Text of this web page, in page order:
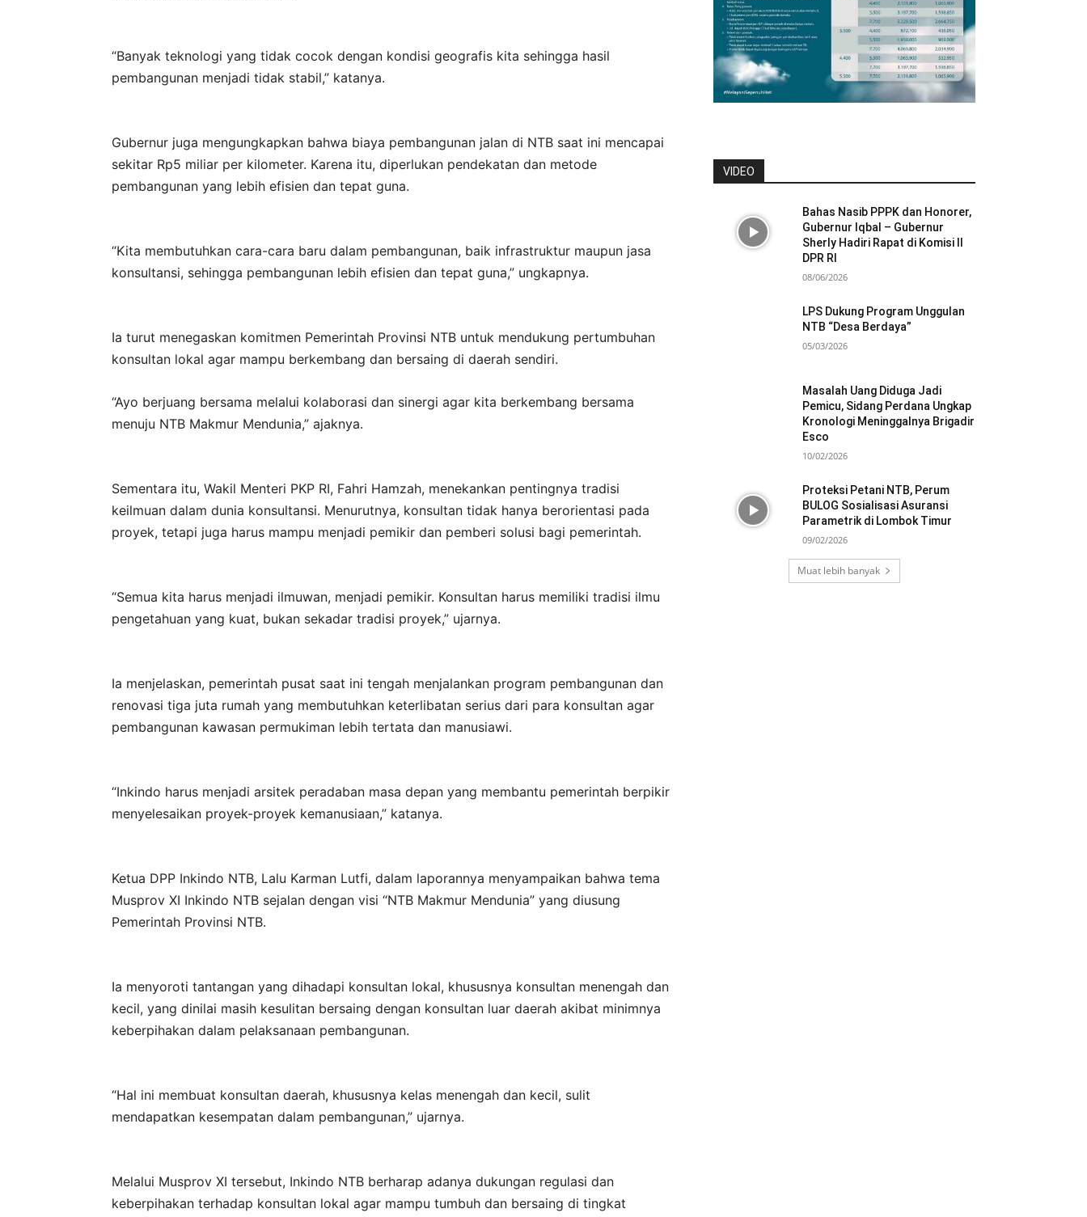
“Banyak teknologi yang tidak cocok dengan kondisi geografis kita sehingga hasil
pembangunan menjadi tidak stabil,” katanya.
Gubernur juga mengungkapkan bahwa biaya pembangunan jalan di NTB saat ini mencapai
sekitar Rp5 miliar per kilometer. Karena itu, diperlukan pendekatan dan metode
pembangunan yang lebih efisien dan tepat guna.
“Kita membutuhkan cara-cara baru dalam pembangunan, baik infrastruktur maupun jasa
konsultansi, sehingga pembangunan lebih efisien dan tepat guna,” ungkapnya.
Ia turut menegaskan komitmen Pemerintah Provinsi NTB untuk mendukung pertumbuhan
konsultan lokal agar mampu berkembang dan bersaing di daerah sendiri.
“Ayo berjuang bersama melalui kolaborasi dan sinergi agar kita berkembang bersama
menuju NTB Makmur Mendunia,” ajaknya.
Sementara itu, Wakil Menteri PKP RI, Fahri Hamzah, menekankan pentingnya tradisi
keilmuan dalam dunia konsultansi. Menurutnya, konsultan tidak hanya berorientasi pada
proyek, tetapi juga harus mampu menjadi pemikir dan pemberi solusi bagi pemerintah.
“Semua kita harus menjadi ilmuwan, menjadi pemikir. Konsultan harus memiliki tradisi ilmu
pengetahuan yang kuat, bukan sekadar tradisi proyek,” ujarnya.
Ia menjelaskan, pemerintah pusat saat ini tengah menjalankan program pembangunan dan
renovasi tiga juta rumah yang membutuhkan keterlibatan serius dari para konsultan agar
pembangunan kawasan permukiman lebih tertata dan manusiawi.
“Inkindo harus menjadi arsitek peradaban masa depan yang membantu pemerintah berpikir
menyelesaikan proyek-proyek kemanusiaan,” katanya.
Ketua DPP Inkindo NTB, Lalu Karman Lutfi, dalam laporannya menyampaikan bahwa tema
Musprov XI Inkindo NTB sejalan dengan visi “NTB Makmur Mendunia” yang diusung
Pemerintah Provinsi NTB.
Ia menyoroti tantangan yang dihadapi konsultan lokal, khususnya konsultan menengah dan
kecil, yang dinilai masih kesulitan bersaing dengan konsultan luar daerah akibat minimnya
keberpihakan dalam pelaksanaan pembangunan.
“Hal ini membuat konsultan daerah, khususnya kelas menengah dan kecil, sulit
mendapatkan kesempatan dalam pembangunan,” ujarnya.
Melalui Musprov XI tersebut, Inkindo NTB berharap adanya dukungan regulasi dan
keberpihakan terhadap konsultan lokal agar mampu tumbuh dan bersaing di tingkat
VIDEO
Bahas Nasib PPPK dan Honorer,
Gubernur Iqbal – Gubernur
Sherly Hadiri Rapat di Komisi II
DPR RI
08/06/2026
LPS Dukung Program Unggulan
NTB “Desa Berdaya”
05/03/2026
Masalah Uang Diduga Jadi
Pemicu, Sidang Perdana Ungkap
Kronologi Meninggalnya Brigadir
Esco
10/02/2026
Proteksi Petani NTB, Perum
BULOG Sosialisasi Asuransi
Parametrik di Lombok Timur
09/02/2026
Muat lebih banyak